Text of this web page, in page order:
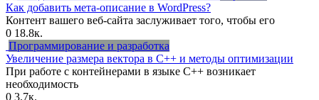
Как добавить мета-описание в WordPress?
Контент вашего веб-сайта заслуживает того, чтобы его
0 18.8к.
Программирование и разработка
Увеличение размера вектора в C++ и методы оптимизации
При работе с контейнерами в языке C++ возникает
необходимость
0 3.7к.